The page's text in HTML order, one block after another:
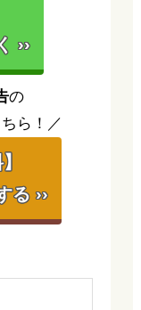
››
の
ら！／
る ››